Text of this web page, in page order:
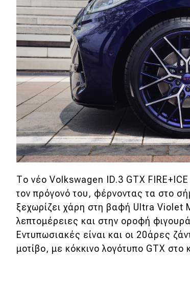
Motorsport
Eco
Νέα
Τεχνολογία
Mobility
Σταθμοί φόρτισης
Νέα
Παρουσιάσεις
DRIVE Away
Το νέο Volkswagen ID.3 GTX FIRE+ICE
τον πρόγονό του, φέρνοντας τα στο
ξεχωρίζει χάρη στη βαφή Ultra Violet
λεπτομέρειες και στην οροφή
Εντυπωσιακές είναι και οι 20άρες
μοτίβο, με κόκκινο λογότυπο GTX στο